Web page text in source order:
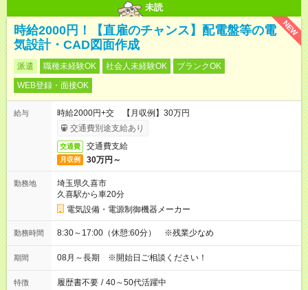
未読
NEW
時給2000円！【直雇のチャンス】配電盤等の電
気設計・CAD図面作成
派遣 職種未経験OK 社会人未経験OK
ブランクOK
WEB登録・面接OK
給与
時給2000円+交 【月収例】30万円
交通費別途支給あり
交通費 交通費支給
月収例 30万円～
勤務地
埼玉県久喜市
久喜駅から車20分
電気設備・電源制御機器メーカー
勤務時間 8:30～17:00（休憩:60分） ※残業少なめ
期間 08月～長期 ※開始日ご相談ください！
特徴 履歴書不要 / 40～50代活躍中